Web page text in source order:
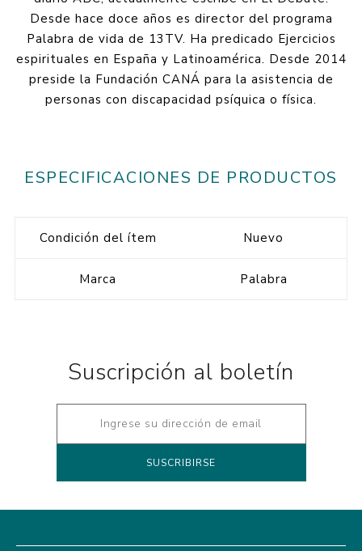
Desde hace doce años es director del programa
Palabra de vida de 13TV. Ha predicado Ejercicios
espirituales en España y Latinoamérica. Desde 2014
preside la Fundación CANÁ para la asistencia de
personas con discapacidad psíquica o física.
ESPECIFICACIONES DE PRODUCTOS
Condición del ítem Nuevo
Marca Palabra
Suscripción al boletín